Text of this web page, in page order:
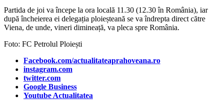
Partida de joi va începe la ora locală 11.30 (12.30 în România), iar
după încheierea ei delegația ploieșteană se va îndrepta direct către
Viena, de unde, vineri dimineață, va pleca spre România.
Foto: FC Petrolul Ploiești
Facebook.com/actualitateaprahoveana.ro
instagram.com
twitter.com
Google Business
Youtube Actualitatea